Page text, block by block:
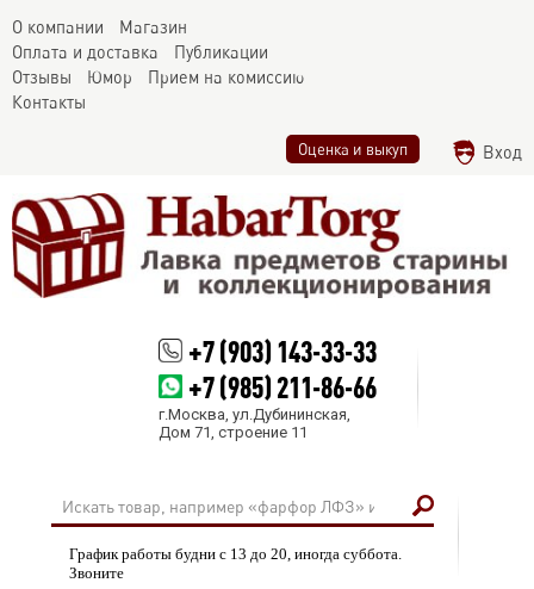
О компании
Магазин
Оплата и доставка
Публикации
Отзывы
Юмор
Прием на комиссию
Контакты
Оценка и выкуп Вход
+7 (903) 143-33-33
+7 (985) 211-86-66
г.Москва, ул.Дубининская,
Дом 71, строение 11
График работы будни с 13 до 20, иногда суббота.
Звоните